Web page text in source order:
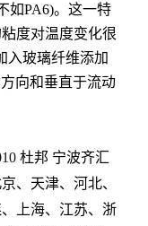
如PA6)。这一特
度对温度变化很
入玻璃纤维添加
向和垂直于流动
杜邦 宁波齐汇
、天津、河北、
上海、江苏、浙